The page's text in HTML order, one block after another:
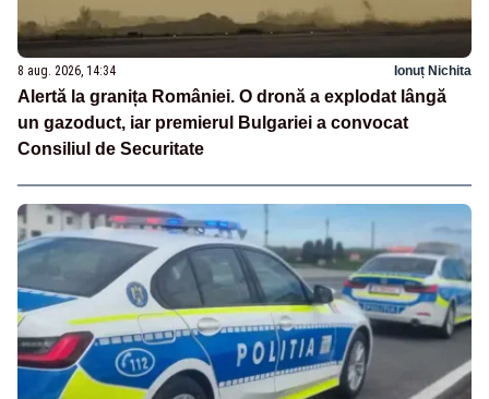
8 aug. 2026, 14:34 Ionuț Nichita
Alertă la granița României. O dronă a explodat lângă
un gazoduct, iar premierul Bulgariei a convocat
Consiliul de Securitate